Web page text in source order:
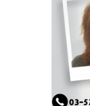
השרון
חדשות
פרוברי PROBERRY מוצרי